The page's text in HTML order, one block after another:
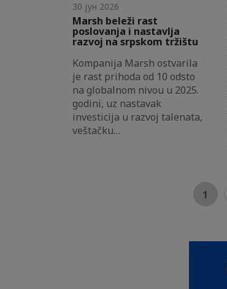
30 јун 2026
Marsh beleži rast
poslovanja i nastavlja
razvoj na srpskom tržištu
Kompanija Marsh ostvarila
je rast prihoda od 10 odsto
na globalnom nivou u 2025.
godini, uz nastavak
investicija u razvoj talenata,
veštačku…
1